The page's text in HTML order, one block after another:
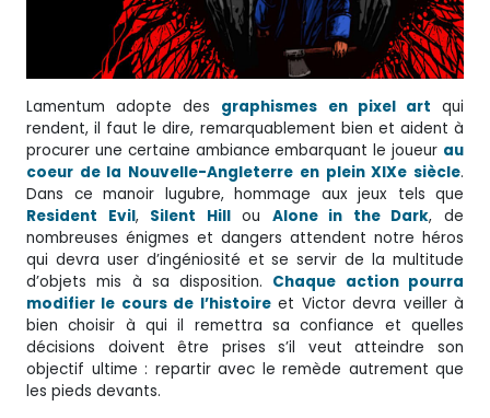
Lamentum adopte des graphismes en pixel art qui
rendent, il faut le dire, remarquablement bien et aident à
procurer une certaine ambiance embarquant le joueur au
coeur de la Nouvelle-Angleterre en plein XIXe siècle.
Dans ce manoir lugubre, hommage aux jeux tels que
Resident Evil, Silent Hillou Alone in the Dark, de
nombreuses énigmes et dangers attendent notre héros
qui devra user d’ingéniosité et se servir de la multitude
d’objets mis à sa disposition. Chaque action pourra
modifier le cours de l’histoireet Victor devra veiller à
bien choisir à qui il remettra sa confiance et quelles
décisions doivent être prises s’il veut atteindre son
objectif ultime : repartir avec le remède autrement que
les pieds devants.